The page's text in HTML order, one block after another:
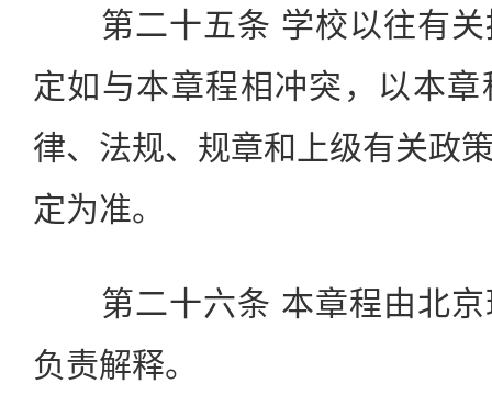
第二十五条 学校以往有关
定如与本章程相冲突，以本
律、法规、规章和上级有关政
定为准。
第二十六条 本章程由北京
负责解释。